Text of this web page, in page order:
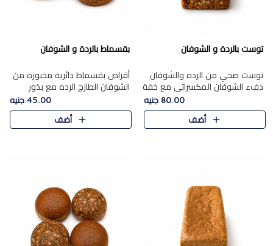
توست بالردة و الشوفان
توست صحي من الرده والشوفان.
دفء الشوفان المكسراتي مع خفة
80.00 جنيه
أضف
بقسماط بالردة و الشوفان
أقراص بقسماط دائرية مخبوزة من
الشوفان الطازج الرده مع بذور
مختارة. قرمشة الحبوب والبذور،
بداية صحية لكل صباح.
45.00 جنيه
أضف